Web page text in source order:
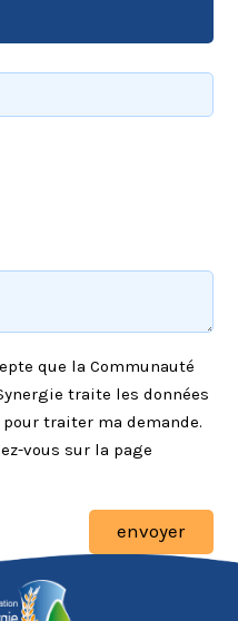
que la Communauté
traite les données
traiter ma demande.
vous sur la page
envoyer